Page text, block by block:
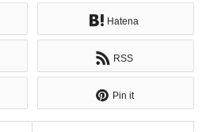
Hatena
RSS
Pin it